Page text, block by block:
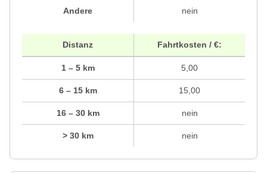
Andere nein
Distanz
1 – 5 km
6 – 15 km
16 – 30 km
> 30 km
Fahrtkosten / €:
5,00
15,00
nein
nein